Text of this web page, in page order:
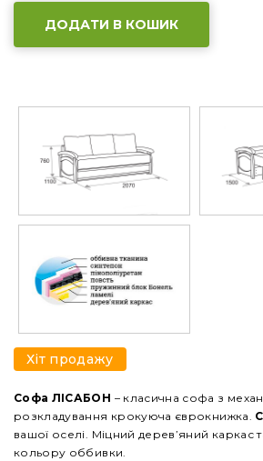
ДОДАТИ В КОШИК
Хіт продажу
Софа ЛІСАБОН – класична софа з
розкладування крокуюча єврокнижка.
вашої оселі. Міцний дерев’яний каркас
кольору оббивки.